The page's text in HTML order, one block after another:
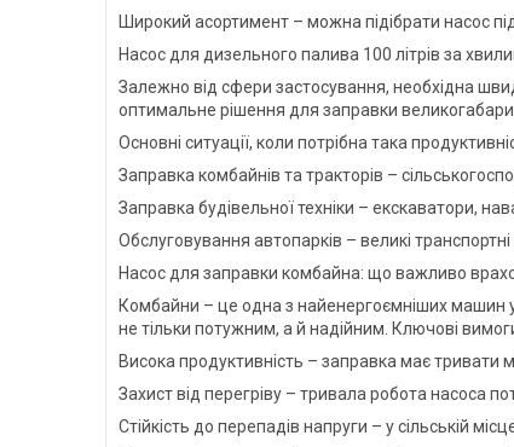
Широкий асортимент – можна підібрати насос
Насос для дизельного палива 100 літрів за
Залежно від сфери застосування, необхідна
оптимальне рішення для заправки
Основні ситуації, коли потрібна така
Заправка комбайнів та тракторів –
Заправка будівельної техніки – екскаватори,
Обслуговування автопарків – великі
Насос для заправки комбайна: що важливо
Комбайни – це одна з найенергоємніших машин
не тільки потужним, а й надійним. Ключові
Висока продуктивність – заправка має тривати
Захист від перегріву – тривала робота насоса
Стійкість до перепадів напруги – у сільській